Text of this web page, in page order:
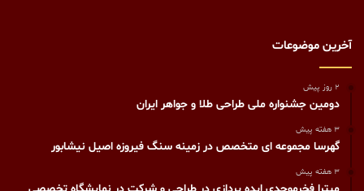
آخرین موضوعات
2 روز پیش
دومین جشنواره ملی طراحی طلا و جواهر ایران
3 هفته پیش
گهرسا مجموعه ای متخصص در زمینه سنگ فیروزه اصیل نیشابور
3 هفته پیش